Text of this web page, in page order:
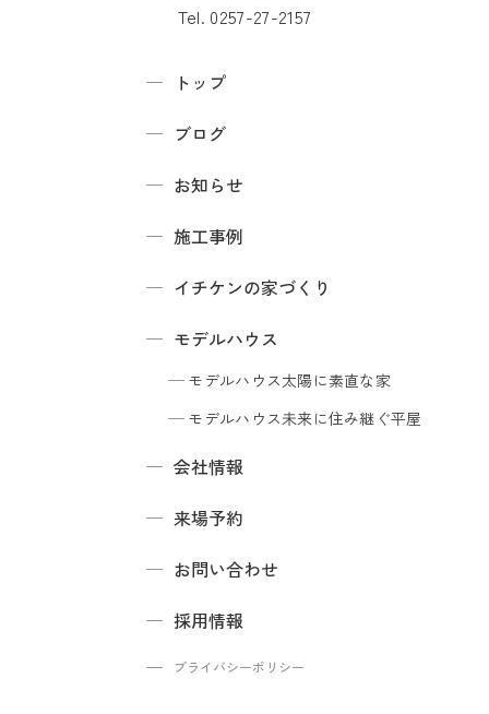
Tel. 0257-27-2157
トップ
ブログ
お知らせ
施工事例
イチケンの家づくり
モデルハウス
モデルハウス太陽に素直な家
モデルハウス未来に住み継ぐ平屋
会社情報
来場予約
お問い合わせ
採用情報
プライバシーポリシー